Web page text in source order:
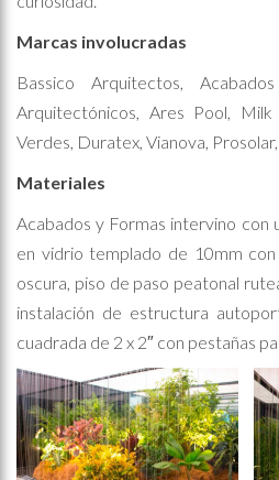
Marcas involucradas
Bassico Arquitectos,
Arquitectónicos, Ares Pool,
Verdes, Duratex, Vianova,
Materiales
Acabados y Formas intervino con
en vidrio templado de 10mm con
oscura, piso de paso peatonal
instalación de estructura
cuadrada de 2 x 2″ con pestañas